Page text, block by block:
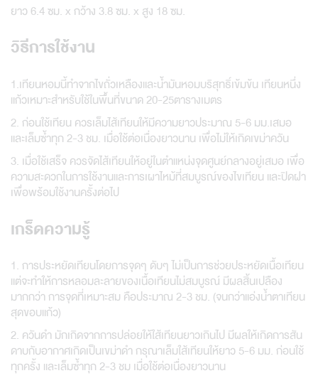
ยาว 6.4 ซม. x กว้าง 3.8 ซม. x สูง 18 ซม.
วิธีการใช้งาน
1.เทียนหอมนี้ทำจากไขถั่วเหลืองและน้ำมันหอมบริสุทธิ์เข้มข้น เทียนหนึ่ง
แก้วเหมาะสำหรับใช้ในพื้นที่ขนาด 20-25ตารางเมตร
2. ก่อนใช้เทียน ควรเล็มไส้เทียนให้มีความยาวประมาณ 5-6 มม.เสมอ
และเล็มซ้ำทุก 2-3 ชม. เมื่อใช้ต่อเนื่องยาวนาน เพื่อไม่ให้เกิดเขม่าควัน
3. เมื่อใช้เสร็จ ควรจัดไส้เทียนให้อยู่ในตำแหน่งจุดศูนย์กลางอยู่เสมอ เพื่อ
ความสะดวกในการใช้งานและการเผาไหม้ที่สมบูรณ์ของไขเทียน และปิดฝา
เพื่อพร้อมใช้งานครั้งต่อไป
เกร็ดความรู้
1. การประหยัดเทียนโดยการจุดๆ ดับๆ ไม่เป็นการช่วยประหยัดเนื้อเทียน
แต่จะทำให้การหลอมละลายของเนื้อเทียนไม่สมบูรณ์ มีผลสิ้นเปลือง
มากกว่า การจุดที่เหมาะสม คือประมาณ 2-3 ชม. (จนกว่าแอ่งน้ำตาเทียน
สุดขอบแก้ว)
2. ควันดำ มักเกิดจากการปล่อยให้ใส้เทียนยาวเกินไป มีผลให้เกิดการสัน
ดาบกับอากาศเกิดเป็นเขม่าดำ กรุณาเล็มใส้เทียนให้ยาว 5-6 มม. ก่อนใช้
ทุกครั้ง และเล็มซ้ำทุก 2-3 ชม เมื่อใช้ต่อเนื่องยาวนาน